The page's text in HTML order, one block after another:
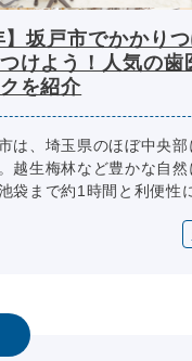
】坂戸市でかかり
けよう！人気の歯
を紹介
は、埼玉県のほぼ中央部
越生梅林など豊かな自
袋まで約1時間と利便性